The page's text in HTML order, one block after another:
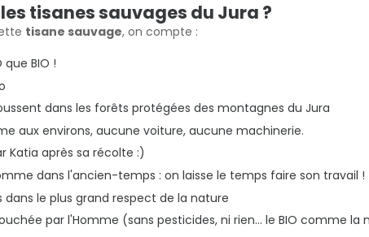
tisanes sauvages du Jura ?
tisane sauvage, on compte :
que BIO !
dans les forêts protégées des montagnes du Jura
aux environs, aucune voiture, aucune machinerie.
Katia après sa récolte :)
dans l'ancien-temps : on laisse le temps faire son travail !
dans le plus grand respect de la nature
par l'Homme (sans pesticides, ni rien... le BIO comme la